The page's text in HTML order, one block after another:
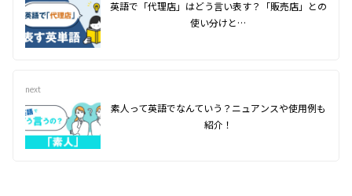
英語で「代理店」はどう言い表す？「販売店」との
使い分けと…
next
素人って英語でなんていう？ニュアンスや使用例も
紹介！